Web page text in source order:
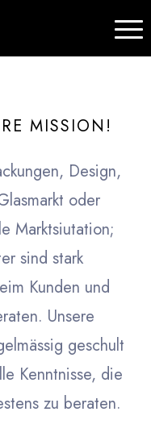
MISSION!
Design,
oder
Marktsiutation;
sind stark
Kunden und
Unsere
geschult
Kenntnisse, die
zu beraten.